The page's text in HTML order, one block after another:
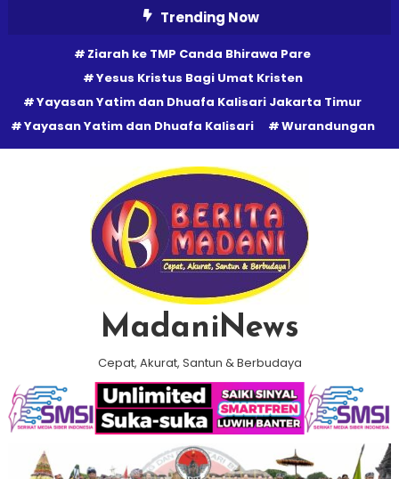
Trending Now
Ziarah ke TMP Canda Bhirawa Pare
Yesus Kristus Bagi Umat Kristen
Yayasan Yatim dan Dhuafa Kalisari Jakarta Timur
Yayasan Yatim dan Dhuafa Kalisari
Wurandungan
MadaniNews
Cepat, Akurat, Santun & Berbudaya